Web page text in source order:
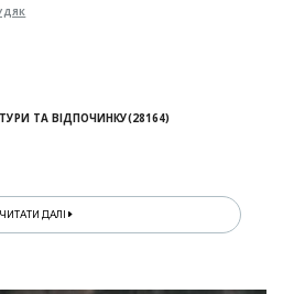
ТА ВІДПОЧИНКУ(28164)
ЧИТАТИ ДАЛІ